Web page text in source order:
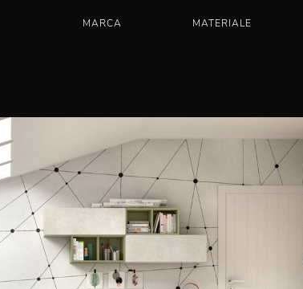
MARCA MATERIALE